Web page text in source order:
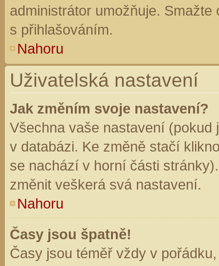
administrátor umožňuje.
s přihlašováním.
Nahoru
Uživatelská nastavení
Jak změním svoje nastavení?
Všechna vaše nastavení (pokud
v databázi. Ke změně stačí
se nachází v horní části
změnit veškerá svá nastavení.
Nahoru
Časy jsou špatně!
Časy jsou téměř vždy v